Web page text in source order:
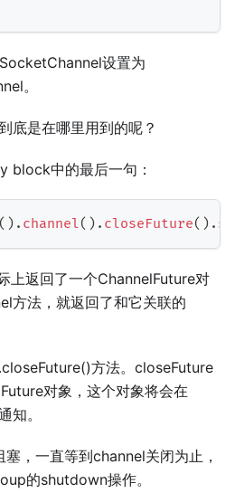
设置为
。
底是在哪里用到的呢？
block中的最后一句：
( ) . channel( ) . closeFuture( ) .
上返回了一个ChannelFuture对
方法，就返回了和它关联的
方法。closeFuture
对象，这个对象将会在
知。
，一直等到channel关闭为止，
的shutdown操作。